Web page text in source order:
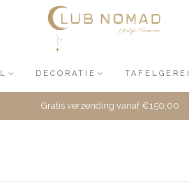
DECORATIE TAFELGEREI
Gratis verzending vanaf €150,00